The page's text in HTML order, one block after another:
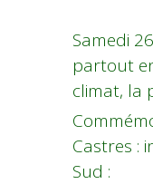
Samedi
partout
climat, la
Castres :
Sud :